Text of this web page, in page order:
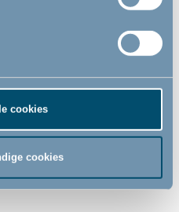
cookies
cookies